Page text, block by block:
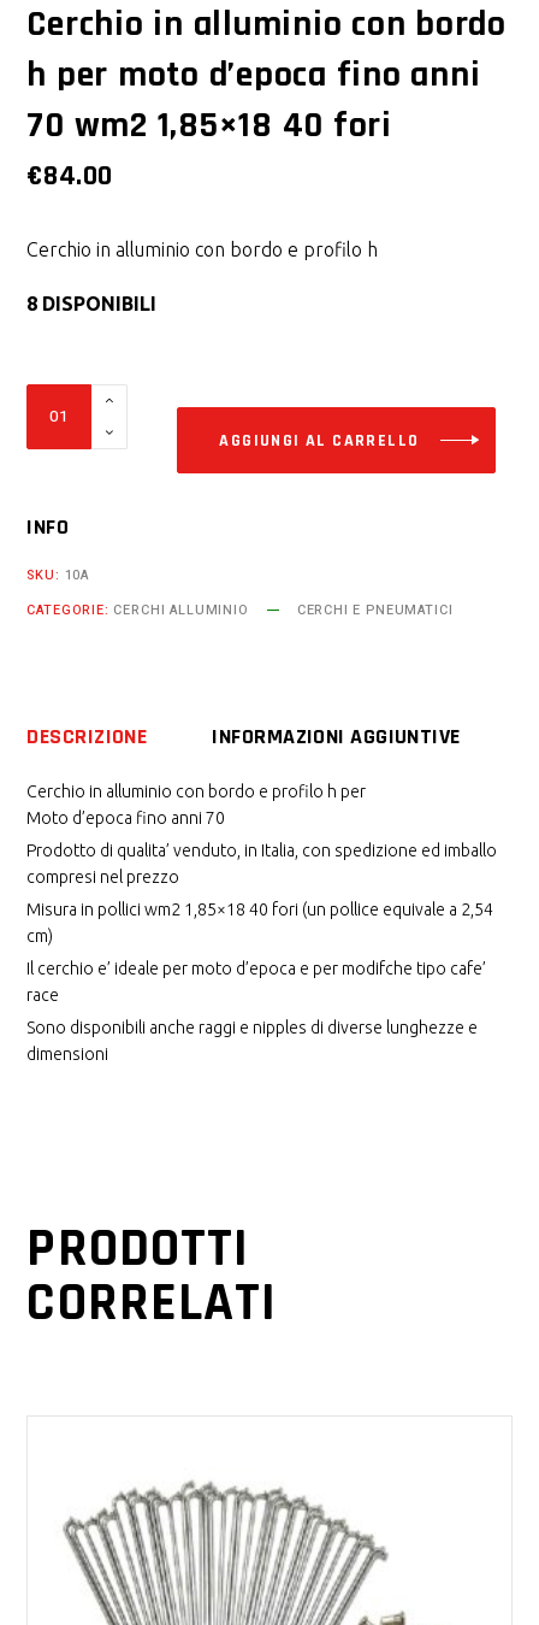
Cerchio in alluminio con bordo
h per moto d’epoca fino anni
70 wm2 1,85×18 40 fori
€84.00
Cerchio in alluminio con bordo e profilo h
8 DISPONIBILI
bordo
wm2
1,85x18
40
fori
quantity
AGGIUNGI AL CARRELLO
INFO
SKU: 10A
CATEGORIE: CERCHI ALLUMINIO CERCHI E PNEUMATICI
DESCRIZIONE INFORMAZIONI AGGIUNTIVE
Cerchio in alluminio con bordo e profilo h per
Moto d’epoca fino anni 70
Prodotto di qualita’ venduto, in Italia, con spedizione ed imballo
compresi nel prezzo
Misura in pollici wm2 1,85×18 40 fori (un pollice equivale a 2,54
cm)
Il cerchio e’ ideale per moto d’epoca e per modifche tipo cafe’
race
Sono disponibili anche raggi e nipples di diverse lunghezze e
dimensioni
PRODOTTI
CORRELATI
AGGIUNGI AL CARRELLO